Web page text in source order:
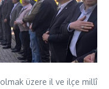
üzere il ve ilçe millî